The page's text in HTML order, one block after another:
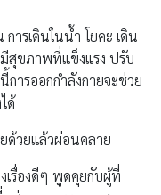
ารเดินในน้ำ โยคะ เดิน
สุขภาพที่แข็งแรง ปรับ
ารออกกำลังกายจะช่วย
ด้
ด้วยแล้วผ่อนคลาย
เรื่องดีๆ พูดคุยกับผู้ที่